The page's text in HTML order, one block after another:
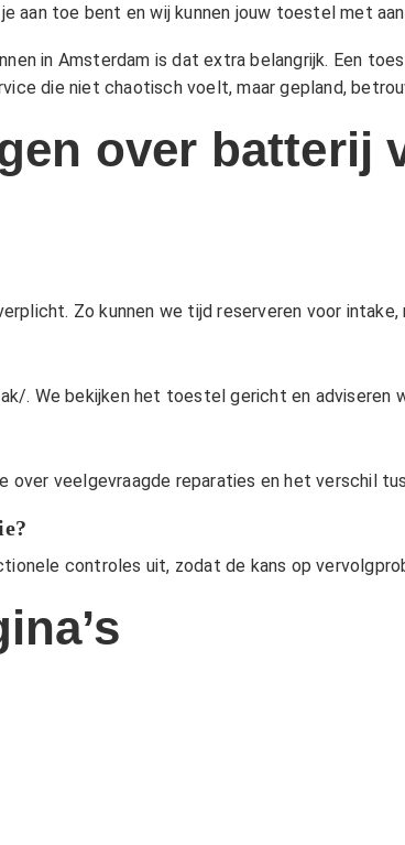
aan toe bent en wij kunnen jouw toestel met
in Amsterdam is dat extra belangrijk. Een
die niet chaotisch voelt, maar gepland,
over batterij
Zo kunnen we tijd reserveren voor
. We bekijken het toestel gericht en adviseren
over veelgevraagde reparaties en het verschil
controles uit, zodat de kans op